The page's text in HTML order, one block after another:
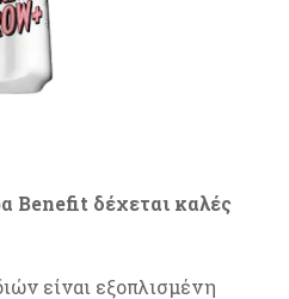
Benefit δέχεται καλές
είναι εξοπλισμένη